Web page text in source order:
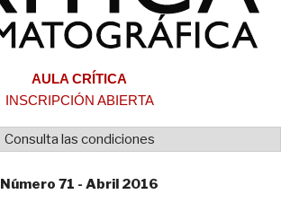
AULA CRÍTICA
INSCRIPCIÓN ABIERTA
Consulta las condiciones
Número 71 - Abril 2016